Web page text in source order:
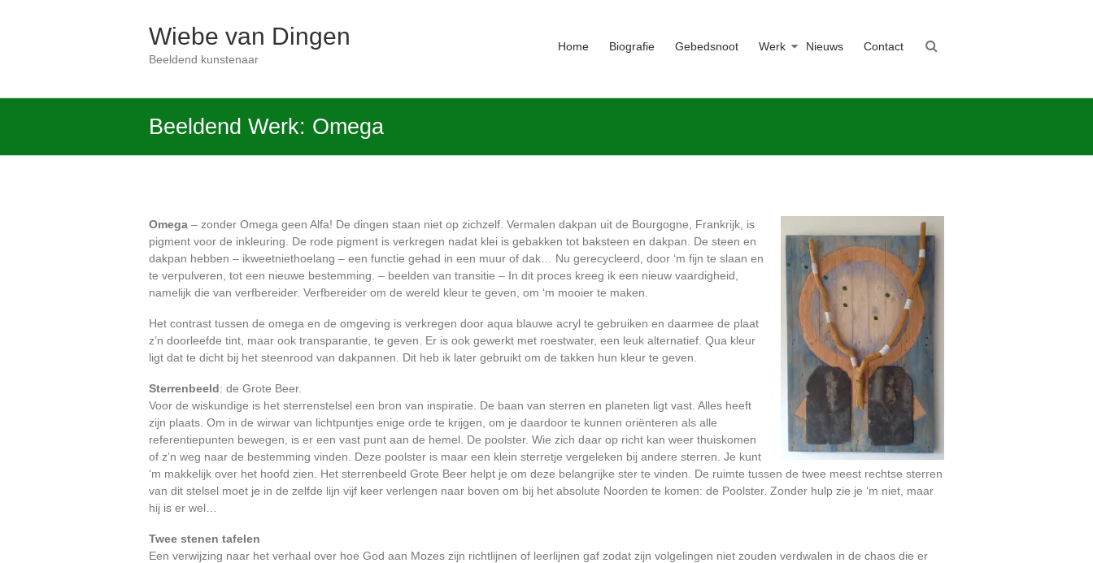
Wiebe van Dingen
Beeldend kunstenaar
Home Biografie Gebedsnoot Werk Nieuws Contact
Beeldend Werk: Omega
Omega – zonder Omega geen Alfa! De dingen staan niet op zichzelf. Vermalen dakpan uit de Bourgogne, Frankrijk, is
pigment voor de inkleuring. De rode pigment is verkregen nadat klei is gebakken tot baksteen en dakpan. De steen en
dakpan hebben – ikweetniethoelang – een functie gehad in een muur of dak… Nu gerecycleerd, door ‘m fijn te slaan en
te verpulveren, tot een nieuwe bestemming. – beelden van transitie – In dit proces kreeg ik een nieuw vaardigheid,
namelijk die van verfbereider. Verfbereider om de wereld kleur te geven, om ‘m mooier te maken.
Het contrast tussen de omega en de omgeving is verkregen door aqua blauwe acryl te gebruiken en daarmee de plaat
z’n doorleefde tint, maar ook transparantie, te geven. Er is ook gewerkt met roestwater, een leuk alternatief. Qua kleur
ligt dat te dicht bij het steenrood van dakpannen. Dit heb ik later gebruikt om de takken hun kleur te geven.
Sterrenbeeld: de Grote Beer.
Voor de wiskundige is het sterrenstelsel een bron van inspiratie. De baan van sterren en planeten ligt vast. Alles heeft
zijn plaats. Om in de wirwar van lichtpuntjes enige orde te krijgen, om je daardoor te kunnen oriënteren als alle
referentiepunten bewegen, is er een vast punt aan de hemel. De poolster. Wie zich daar op richt kan weer thuiskomen
of z’n weg naar de bestemming vinden. Deze poolster is maar een klein sterretje vergeleken bij andere sterren. Je kunt
‘m makkelijk over het hoofd zien. Het sterrenbeeld Grote Beer helpt je om deze belangrijke ster te vinden. De ruimte tussen de twee meest rechtse sterren
van dit stelsel moet je in de zelfde lijn vijf keer verlengen naar boven om bij het absolute Noorden te komen: de Poolster. Zonder hulp zie je ‘m niet, maar
hij is er wel…
Twee stenen tafelen
Een verwijzing naar het verhaal over hoe God aan Mozes zijn richtlijnen of leerlijnen gaf zodat zijn volgelingen niet zouden verdwalen in de chaos die er